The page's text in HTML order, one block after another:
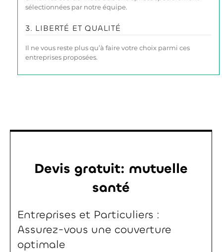
sélectionnées par notre équipe.
3. LIBERTÉ ET QUALITÉ
Il ne vous reste plus qu’à faire votre choix parmi ces
entreprises proposées.
Devis gratuit: mutuelle
santé
Entreprises et Particuliers :
Assurez-vous une couverture
optimale